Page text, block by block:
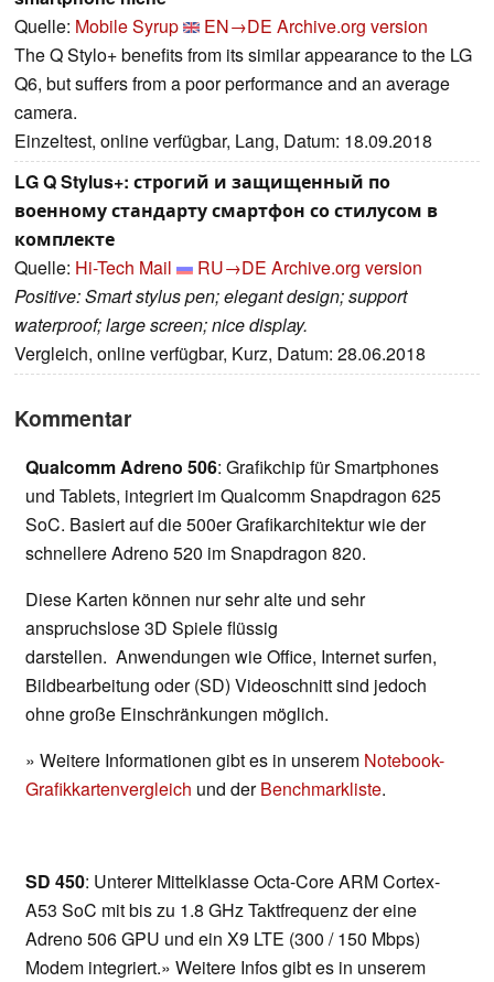
Quelle: Mobile Syrup EN→DE Archive.org version
The Q Stylo+ benefits from its similar appearance to the LG
Q6, but suffers from a poor performance and an average
camera.
Einzeltest, online verfügbar, Lang, Datum: 18.09.2018
LG Q Stylus+: строгий и защищенный по
военному стандарту смартфон со стилусом в
комплекте
Quelle: Hi-Tech Mail RU→DE Archive.org version
Positive: Smart stylus pen; elegant design; support
waterproof; large screen; nice display.
Vergleich, online verfügbar, Kurz, Datum: 28.06.2018
Kommentar
Qualcomm Adreno 506: Grafikchip für Smartphones
und Tablets, integriert im Qualcomm Snapdragon 625
SoC. Basiert auf die 500er Grafikarchitektur wie der
schnellere Adreno 520 im Snapdragon 820.
Diese Karten können nur sehr alte und sehr
anspruchslose 3D Spiele flüssig
darstellen. Anwendungen wie Office, Internet surfen,
Bildbearbeitung oder (SD) Videoschnitt sind jedoch
ohne große Einschränkungen möglich.
» Weitere Informationen gibt es in unserem Notebook-
Grafikkartenvergleich und derBenchmarkliste.
SD 450: Unterer Mittelklasse Octa-Core ARM Cortex-
A53 SoC mit bis zu 1.8 GHz Taktfrequenz der eine
Adreno 506 GPU und ein X9 LTE (300 / 150 Mbps)
Modem integriert.» Weitere Infos gibt es in unserem